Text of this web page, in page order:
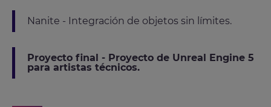
Nanite - Integración de objetos sin límites.
Proyecto final - Proyecto de Unreal Engine 5
para artistas técnicos.